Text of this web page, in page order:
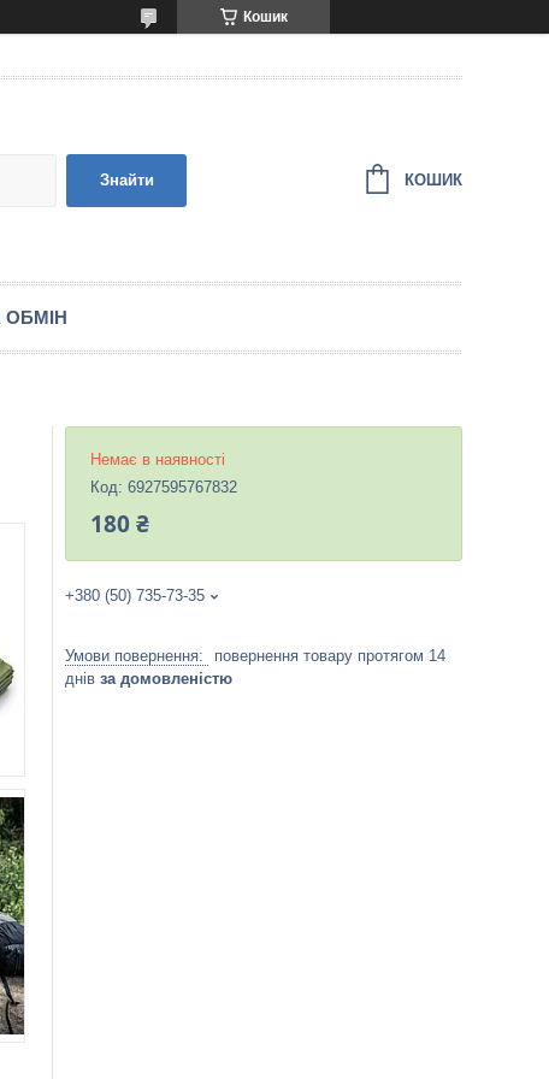
Кошик
Знайти КОШИК
ОБМІН
Немає в наявності
Код: 6927595767832
180 ₴
+380 (50) 735-73-35
повернення товару протягом 14
днів за домовленістю